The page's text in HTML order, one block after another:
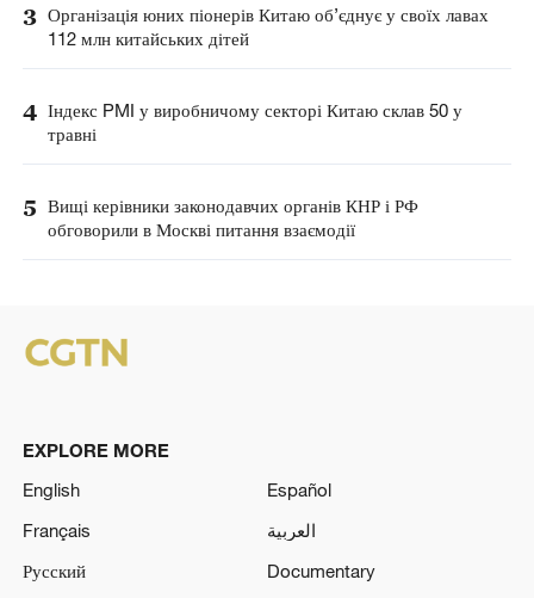
3 Організація юних піонерів Китаю об’єднує у своїх лавах
112 млн китайських дітей
4 Індекс PMI у виробничому секторі Китаю склав 50 у
травні
5 Вищі керівники законодавчих органів КНР і РФ
обговорили в Москві питання взаємодії
EXPLORE MORE
English
Español
Français
العربية
Русский
Documentary